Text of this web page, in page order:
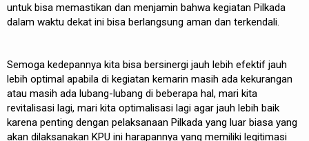
untuk bisa memastikan dan menjamin bahwa kegiatan Pilkada
dalam waktu dekat ini bisa berlangsung aman dan terkendali.
Semoga kedepannya kita bisa bersinergi jauh lebih efektif jauh
lebih optimal apabila di kegiatan kemarin masih ada kekurangan
atau masih ada lubang-lubang di beberapa hal, mari kita
revitalisasi lagi, mari kita optimalisasi lagi agar jauh lebih baik
karena penting dengan pelaksanaan Pilkada yang luar biasa yang
akan dilaksanakan KPU ini harapannya yang memiliki legitimasi